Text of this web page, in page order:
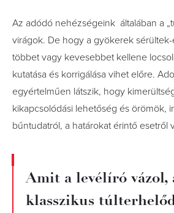
Az adódó nehézségeink általában a
virágok. De hogy a gyökerek sérültek-
többet vagy kevesebbet kellene
kutatása és korrigálása vihet előre.
egyértelműen látszik, hogy
kikapcsolódási lehetőség és örömök,
bűntudatról, a határokat érintő esetről
Amit a levélíró vázol,
klasszikus